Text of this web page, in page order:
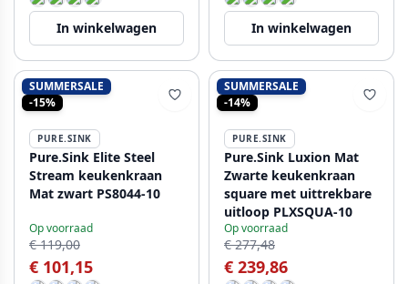
In winkelwagen In winkelwagen
SUMMERSALE
-15%
PURE.SINK
Pure.Sink Elite Steel
Stream keukenkraan
Mat zwart PS8044-10
Op voorraad
€ 119,00
€ 101,15
SUMMERSALE
-14%
PURE.SINK
Pure.Sink Luxion Mat
Zwarte keukenkraan
square met uittrekbare
uitloop PLXSQUA-10
Op voorraad
€ 277,48
€ 239,86